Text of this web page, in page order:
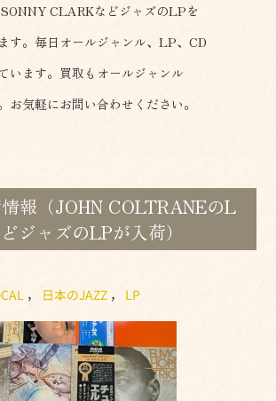
CLARKなどジャズのLPを
す。毎日オールジャンル、LP、CD
います。買取もオールジャンル
お気軽にお問い合わせください。
報（JOHN COLTRANEのL
ジャズのLPが入荷）
， 日本のJAZZ ， LP